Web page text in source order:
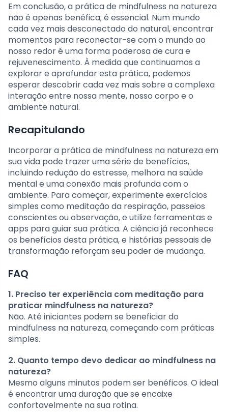
Em conclusão, a prática de mindfulness na natureza
não é apenas benéfica; é essencial. Num mundo
cada vez mais desconectado do natural, encontrar
momentos para reconectar-se com o mundo ao
nosso redor é uma forma poderosa de cura e
rejuvenescimento. À medida que continuamos a
explorar e aprofundar esta prática, podemos
esperar descobrir cada vez mais sobre a complexa
interação entre nossa mente, nosso corpo e o
ambiente natural.
Recapitulando
Incorporar a prática de mindfulness na natureza em
sua vida pode trazer uma série de benefícios,
incluindo redução do estresse, melhora na saúde
mental e uma conexão mais profunda com o
ambiente. Para começar, experimente exercícios
simples como meditação da respiração, passeios
conscientes ou observação, e utilize ferramentas e
apps para guiar sua prática. A ciência já reconhece
os benefícios desta prática, e histórias pessoais de
transformação reforçam seu poder de mudança.
FAQ
1. Preciso ter experiência com meditação para
praticar mindfulness na natureza?
Não. Até iniciantes podem se beneficiar do
mindfulness na natureza, começando com práticas
simples.
2. Quanto tempo devo dedicar ao mindfulness na
natureza?
Mesmo alguns minutos podem ser benéficos. O ideal
é encontrar uma duração que se encaixe
confortavelmente na sua rotina.